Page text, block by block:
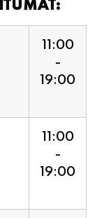
-
19:00
11:00
19:00
11:00
19:00